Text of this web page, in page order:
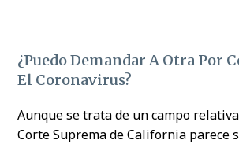
¿Puedo Demandar A Otra Por
El Coronavirus?
Aunque se trata de un campo
Corte Suprema de California parece